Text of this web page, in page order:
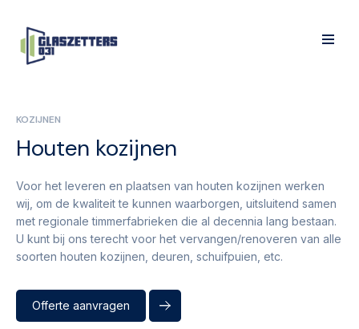
KOZIJNEN
Houten kozijnen
Voor het leveren en plaatsen van houten kozijnen werken
wij, om de kwaliteit te kunnen waarborgen, uitsluitend samen
met regionale timmerfabrieken die al decennia lang bestaan.
U kunt bij ons terecht voor het vervangen/renoveren van alle
soorten houten kozijnen, deuren, schuifpuien, etc.
Offerte aanvragen